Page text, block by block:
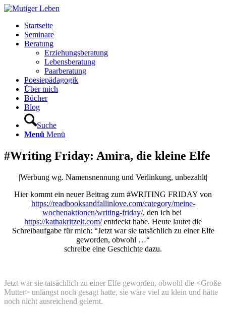
Startseite
Seminare
Beratung
Erziehungsberatung
Lebensberatung
Paarberatung
Poesiepädagogik
Über mich
Bücher
Blog
Suche
Menü Menü
#Writing Friday: Amira, die kleine Elfe
|Werbung wg. Namensnennung und Verlinkung, unbezahlt|
Hier kommt ein neuer Beitrag zum #WRITING FRIDAY von
https://readbooksandfallinlove.com/category/meine-
wochenaktionen/writing-friday/, den ich bei
https://kathakritzelt.com/entdeckt habe. Heute lautet die
Schreibaufgabe für mich: “Jetzt war sie tatsächlich zu einer Elfe
geworden, obwohl …“
schreibe eine Geschichte dazu.
Jetzt war sie tatsächlich zu einer Elfe geworden, obwohl die <Große
Mutter> unlängst noch gesagt hatte, sie wäre viel zu klein und hätte
noch nicht ausreichend gelernt.